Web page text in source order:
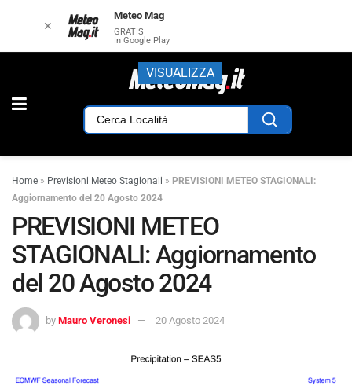
Home » Previsioni Meteo Stagionali » PREVISIONI METEO STAGIONALI:
Aggiornamento del 20 Agosto 2024
PREVISIONI METEO
STAGIONALI: Aggiornamento
del 20 Agosto 2024
by Mauro Veronesi 20 Agosto 2024
✕
Meteo Mag
GRATIS
In Google Play
VISUALIZZA